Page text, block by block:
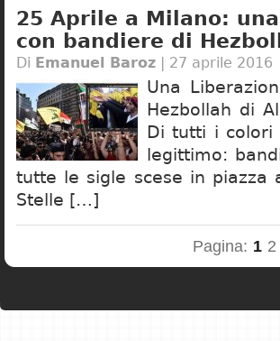
25 Aprile a Milano:
con bandiere di
Di Emanuel Baroz | 27 aprile 2016
Una
Hezbollah di
Di tutti i colori
legittimo:
tutte le sigle scese in piazza
Stelle […]
Pagina: 1 2